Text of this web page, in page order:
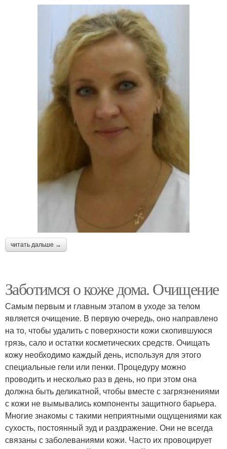
читать дальше →
Заботимся о коже дома. Очищение
Самым первым и главным этапом в уходе за телом
является очищение. В первую очередь, оно направлено
на то, чтобы удалить с поверхности кожи скопившуюся
грязь, сало и остатки косметических средств. Очищать
кожу необходимо каждый день, используя для этого
специальные гели или пенки. Процедуру можно
проводить и несколько раз в день, но при этом она
должна быть деликатной, чтобы вместе с загрязнениями
с кожи не вымывались компоненты защитного барьера.
Многие знакомы с такими неприятными ощущениями как
сухость, постоянный зуд и раздражение. Они не всегда
связаны с заболеваниями кожи. Часто их провоцирует